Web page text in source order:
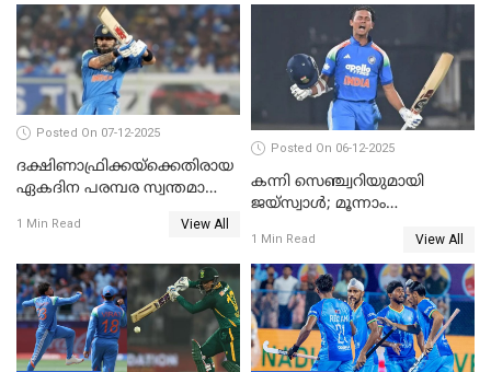
താരമായി ബുമ്ര
Posted On 07-12-2025
ദക്ഷിണാഫ്രിക്കയ്‌ക്കെതിരായ
ഏകദിന പരമ്പര സ്വന്തമാക്കി
1 Min Read View All
Posted On 06-12-2025
കന്നി സെഞ്ച്വറിയുമായി
ജയ്‌സ്വാൾ; മൂന്നാം
പ്രോട്ടീസിനെതിരെ ജയം,
പരമ്പര
1 Min Read View All